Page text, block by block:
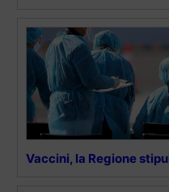
Vaccini, la Regione